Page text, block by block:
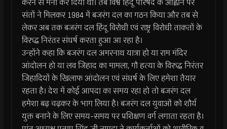
संतों ने मिलकर 1984 में बजरंग दल का गठन किया और तब से
लेकर अब तक बजरंग दल हिंदू विरोधी एवं राष्ट्र विरोधी ताकतों के
विरुद्ध निरंतर संघर्ष करता हुआ आ रहा है।
उन्होंने कहा कि बजरंग दल अमरनाथ यात्रा हो या राम मंदिर
आंदोलन हो या लव जिहाद का मामला, गौ हत्या के विरुद्ध निरंतर
जिहादियों के खिलाफ आंदोलन एवं संघर्ष के लिए हमेशा तैयार
रहता है। देश में कोई आपदा का समय रहा हो तो बजरंग दल
हमेशा बढ़ चढ़कर के भाग लिया है। बजरंग दल युवाओं को शौर्य
युक्त बनाने के लिए समय-समय पर प्रशिक्षण वर्ग लगाता रहता है।